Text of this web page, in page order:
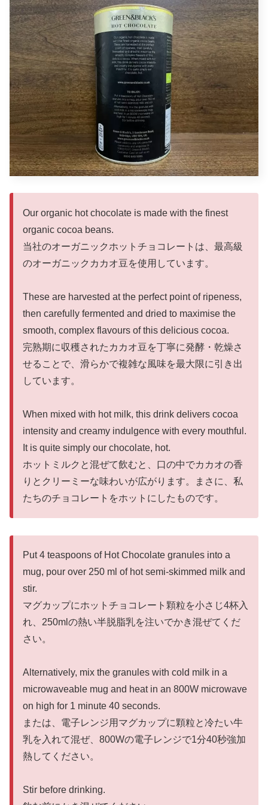
Our organic hot chocolate is made with the finest
organic cocoa beans.
当社のオーガニックホットチョコレートは、最高級
のオーガニックカカオ豆を使用しています。
These are harvested at the perfect point of ripeness,
then carefully fermented and dried to maximise the
smooth, complex flavours of this delicious cocoa.
完熟期に収穫されたカカオ豆を丁寧に発酵・乾燥さ
せることで、滑らかで複雑な風味を最大限に引き出
しています。
When mixed with hot milk, this drink delivers cocoa
intensity and creamy indulgence with every mouthful.
It is quite simply our chocolate, hot.
ホットミルクと混ぜて飲むと、口の中でカカオの香
りとクリーミーな味わいが広がります。まさに、私
たちのチョコレートをホットにしたものです。
Put 4 teaspoons of Hot Chocolate granules into a
mug, pour over 250 ml of hot semi-skimmed milk and
stir.
マグカップにホットチョコレート顆粒を小さじ4杯入
れ、250mlの熱い半脱脂乳を注いでかき混ぜてくだ
さい。
Alternatively, mix the granules with cold milk in a
microwaveable mug and heat in an 800W microwave
on high for 1 minute 40 seconds.
または、電子レンジ用マグカップに顆粒と冷たい牛
乳を入れて混ぜ、800Wの電子レンジで1分40秒強加
熱してください。
Stir before drinking.